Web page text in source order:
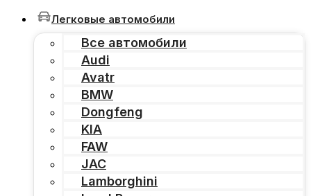
Легковые автомобили
Все автомобили
Audi
Avatr
BMW
Dongfeng
KIA
FAW
JAC
Lamborghini